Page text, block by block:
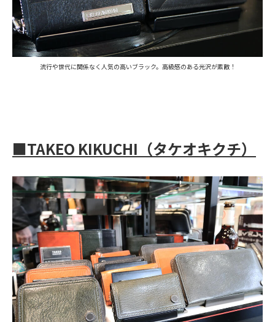
流行や世代に関係なく人気の高いブラック。高級感のある光沢が素敵！
■TAKEO KIKUCHI （タケオキクチ）